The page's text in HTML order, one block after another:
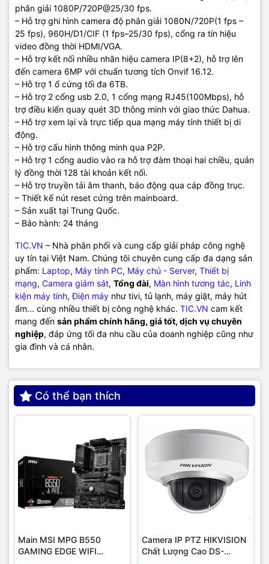
phân giải 1080P/720P@25/30 fps.
– Hỗ trợ ghi hình camera độ phân giải 1080N/720P(1 fps –
25 fps), 960H/D1/CIF (1 fps–25/30 fps), cổng ra tín hiệu
video đồng thời HDMI/VGA.
– Hỗ trợ kết nối nhiều nhãn hiệu camera IP(8+2), hỗ trợ lên
đến camera 6MP với chuẩn tương tích Onvif 16.12.
– Hỗ trợ 1 ổ cứng tối đa 6TB.
– Hỗ trợ 2 cổng usb 2.0, 1 cổng mạng RJ45(100Mbps), hỗ
trợ điều kiển quay quét 3D thông minh với giao thức Dahua.
– Hỗ trợ xem lại và trực tiếp qua mạng máy tính thiết bị di
động.
– Hỗ trợ cấu hình thông minh qua P2P.
– Hỗ trợ 1 cổng audio vào ra hỗ trợ đàm thoại hai chiều, quản
lý đồng thời 128 tài khoản kết nối.
– Hỗ trợ truyền tải âm thanh, báo động qua cáp đồng trục.
– Thiết kế nút reset cứng trên mainboard.
– Sản xuất tại Trung Quốc.
– Bảo hành: 24 tháng
TIC.VN – Nhà phân phối và cung cấp giải pháp công nghệ
uy tín tại Việt Nam. Chúng tôi chuyên cung cấp đa dạng sản
phẩm: Laptop, Máy tính PC, Máy chủ - Server, Thiết bị
mạng, Camera giám sát, Tổng đài, Màn hình tương tác, Linh
kiện máy tính,Điện máy như tivi, tủ lạnh, máy giặt, máy hút
ẩm... cùng nhiều thiết bị công nghệ khác. TIC.VN cam kết
mang đến sản phẩm chính hãng, giá tốt, dịch vụ chuyên
nghiệp, đáp ứng tối đa nhu cầu của doanh nghiệp cũng như
gia đình và cá nhân.
Có thể bạn thích
Main MSI MPG B550
GAMING EDGE WIFI
Camera IP PTZ HIKVISION
Chất Lượng Cao DS-